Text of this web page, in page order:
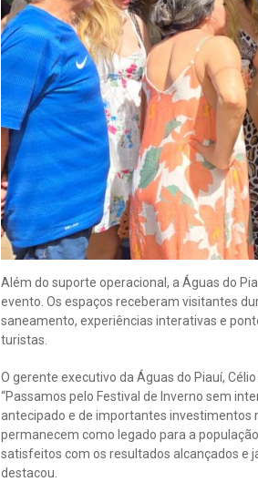
Além do suporte operacional, a Águas do
evento. Os espaços receberam visitantes
saneamento, experiências interativas e
turistas.
O gerente executivo da Águas do Piauí,
“Passamos pelo Festival de Inverno sem
antecipado e de importantes investimentos
permanecem como legado para a
satisfeitos com os resultados alcançados e
destacou.